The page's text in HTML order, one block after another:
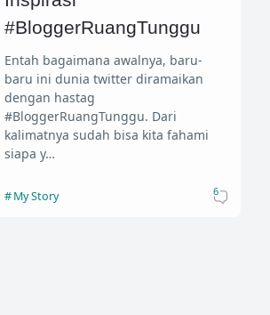
#BloggerRuangTunggu
Entah bagaimana awalnya, baru-
baru ini dunia twitter diramaikan
dengan hastag
#BloggerRuangTunggu. Dari
kalimatnya sudah bisa kita fahami
siapa y…
My Story 6